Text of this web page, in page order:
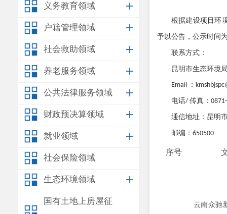
义务教育领域
户籍管理领域
社会救助领域
养老服务领域
公共法律服务领域
财政预决算领域
就业领域
社会保险领域
生态环境领域
国有土地上房屋征
根据建设项目环
予以公告，公示时间
联系方式 ：
昆明市生态环境
Email ：
电话/ 传真：
通信地址：昆明
邮编： 650500
序号
云南众驰